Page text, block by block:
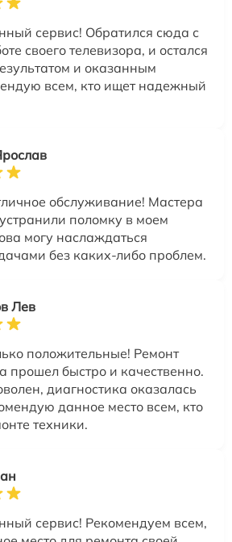
сервис! Обратился сюда с
своего телевизора, и остался
и оказанным
всем, кто ищет надежный
обслуживание! Мастера
поломку в моем
могу наслаждаться
без каких-либо проблем.
Лев
положительные! Ремонт
прошел быстро и качественно.
диагностика оказалась
данное место всем, кто
техники.
сервис! Рекомендуем всем,